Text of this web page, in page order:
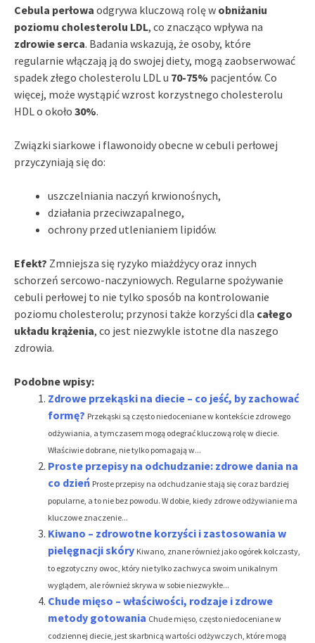
Cebula perłowa odgrywa kluczową rolę w obniżaniu
poziomu cholesterolu LDL, co znacząco wpływa na
zdrowie serca. Badania wskazują, że osoby, które
regularnie włączają ją do swojej diety, mogą zaobserwować
spadek złego cholesterolu LDL u 70-75% pacjentów. Co
więcej, może wystąpić wzrost korzystnego cholesterolu
HDL o około 30%.
Związki siarkowe i flawonoidy obecne w cebuli perłowej
przyczyniają się do:
uszczelniania naczyń krwionośnych,
działania przeciwzapalnego,
ochrony przed utlenianiem lipidów.
Efekt? Zmniejsza się ryzyko miażdżycy oraz innych
schorzeń sercowo-naczyniowych. Regularne spożywanie
cebuli perłowej to nie tylko sposób na kontrolowanie
poziomu cholesterolu; przynosi także korzyści dla całego
układu krążenia, co jest niezwykle istotne dla naszego
zdrowia.
Podobne wpisy:
Zdrowe przekąski na diecie – co jeść, by zachować
formę? Przekąski są często niedoceniane w kontekście zdrowego
odżywiania, a tymczasem mogą odegrać kluczową rolę w diecie.
Właściwie dobrane, nie tylko pomagają w...
Proste przepisy na odchudzanie: zdrowe dania na
co dzień Proste przepisy na odchudzanie stają się coraz bardziej
popularne, a to nie bez powodu. W dobie, kiedy zdrowe odżywianie ma
kluczowe znaczenie...
Kiwano – zdrowotne korzyści i zastosowania w
pielęgnacji skóry Kiwano, znane również jako ogórek kolczasty,
to egzotyczny owoc, który nie tylko zachwyca swoim unikalnym
wyglądem, ale również skrywa w sobie niezwykłe...
Chude mięso – właściwości, rodzaje i zdrowe
metody gotowania Chude mięso, często niedoceniane w
codziennej diecie, jest skarbnicą wartości odżywczych, które mogą